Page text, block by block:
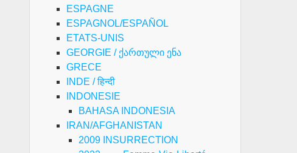
ESPAGNE
ESPAGNOL/ESPAÑOL
ETATS-UNIS
GEORGIE / ქართული ენა
GRECE
INDE / हिन्दी
INDONESIE
BAHASA INDONESIA
IRAN/AFGHANISTAN
2009 INSURRECTION